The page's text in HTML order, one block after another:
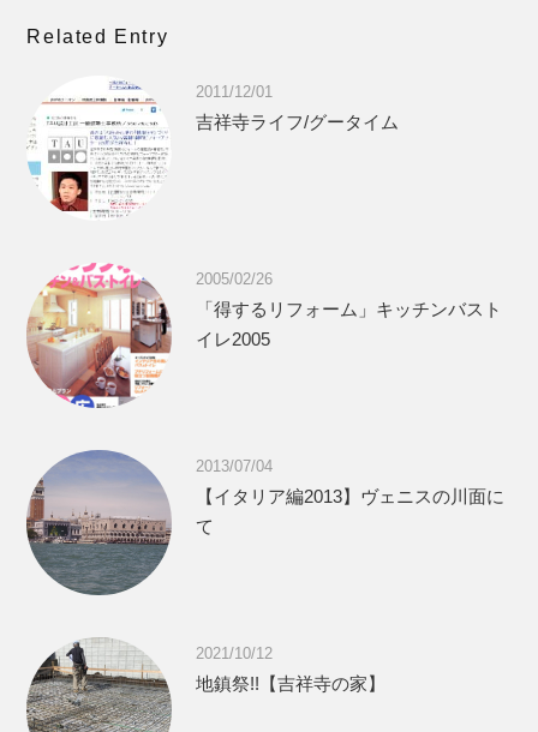
Related Entry
2011/12/01
吉祥寺ライフ/グータイム
2005/02/26
「得するリフォーム」キッチンバスト
イレ2005
2013/07/04
【イタリア編2013】ヴェニスの川面に
て
2021/10/12
地鎮祭!!【吉祥寺の家】